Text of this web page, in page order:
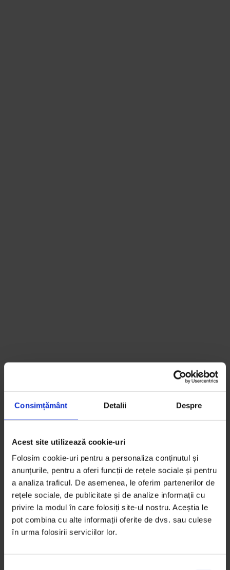
Consimțământ Detalii Despre
Acest site utilizează cookie-uri
Folosim cookie-uri pentru a personaliza conținutul și
anunțurile, pentru a oferi funcții de rețele sociale și pentru
a analiza traficul. De asemenea, le oferim partenerilor de
rețele sociale, de publicitate și de analize informații cu
privire la modul în care folosiți site-ul nostru. Aceștia le
pot combina cu alte informații oferite de dvs. sau culese
în urma folosirii serviciilor lor.
La 30 de ani, Irina
Rimes caută timp